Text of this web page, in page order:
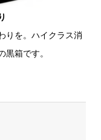
りを。ハイクラス消
黒箱です。